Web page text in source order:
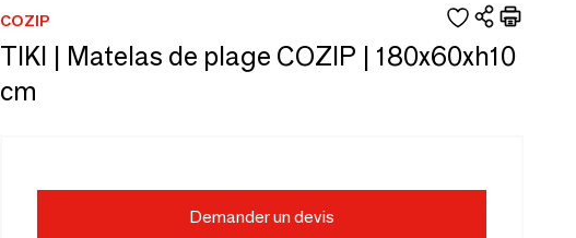
COZIP
TIKI | Matelas de plage COZIP | 180x60xh10
cm
Demander un devis